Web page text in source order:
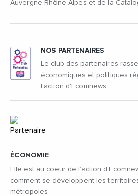
Auvergne Rhône Alpes et de la
ÉCONOMIE
Elle est au coeur de l’action
comment se développent les
métropoles
NOS PARTENAIRES
Le club des partenaires
économiques et politiques
l'action d'Ecomnews